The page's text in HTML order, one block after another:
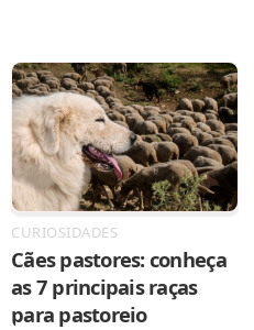
CURIOSIDADES
Cães pastores: conheça
as 7 principais raças
para pastoreio